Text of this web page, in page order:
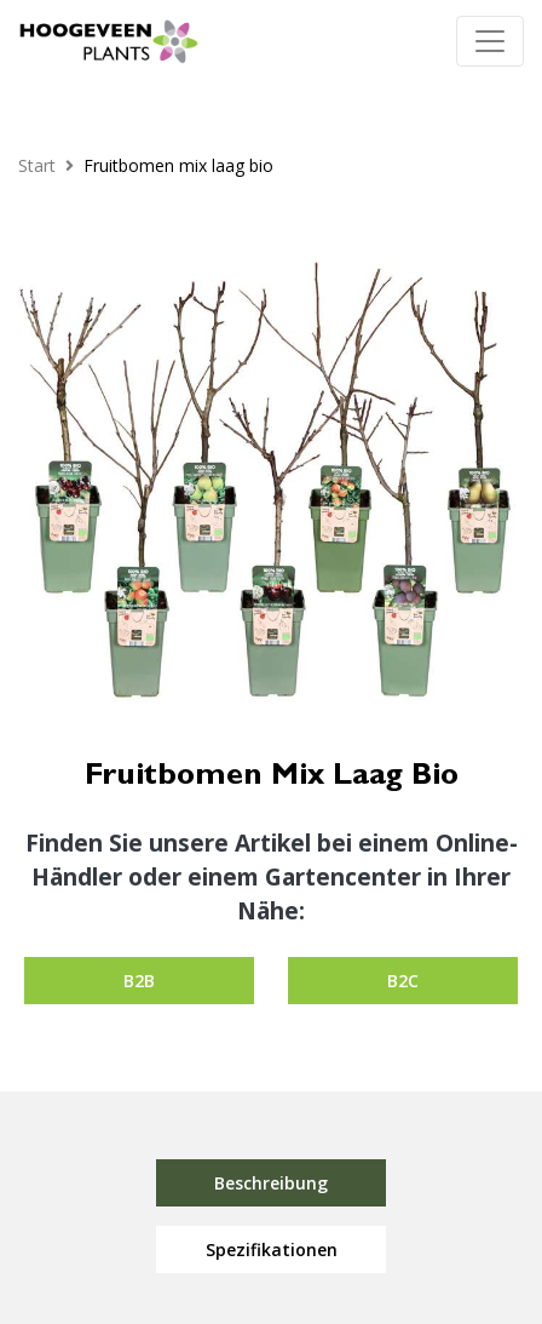
Start Fruitbomen mix laag bio
Fruitbomen Mix Laag Bio
Finden Sie unsere Artikel bei einem Online-
Händler oder einem Gartencenter in Ihrer
Nähe:
B2B B2C
Beschreibung
Spezifikationen